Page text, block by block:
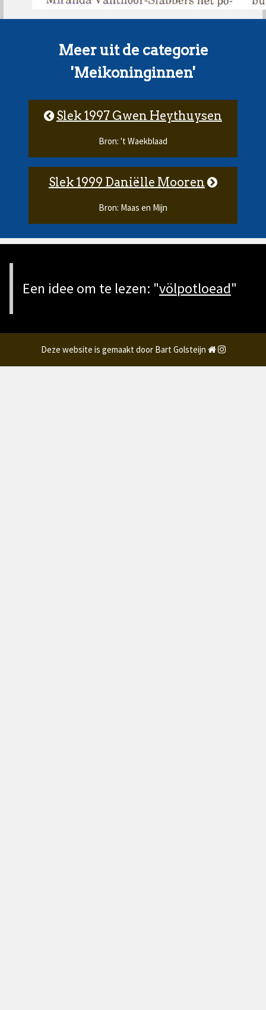
Meer uit de categorie
'Meikoninginnen'
Slek 1997 Gwen Heythuysen
Bron: 't Waekblaad
Slek 1999 Daniëlle Mooren
Bron: Maas en Mijn
Een idee om te lezen: "völpotloead"
Deze website is gemaakt door Bart Golsteijn